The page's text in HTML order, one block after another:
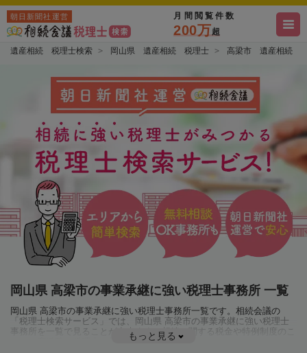
朝日新聞社運営 月間閲覧件数
200万超
遺産相続 税理士検索 岡山県 遺産相続 税理士 高梁市 遺産相続
岡山県 高梁市の事業承継に強い税理士事務所 一覧
岡山県 高梁市の事業承継に強い税理士事務所一覧です。相続会議の
「税理士検索サービス」では、岡山県 高梁市の事業承継に強い税理士
事務所を一覧で見ることが出来ます。相続に関する税金や特例制度のこ
とは一度近隣の税理士に相談してみましょう。
もっと見る